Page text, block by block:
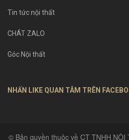
Tin tức nội thất
CHÁT ZALO
Góc Nội thất
NHẤN LIKE QUAN TÂM TRÊN
© Bản quyền thuộc về CT TNHH NỘI